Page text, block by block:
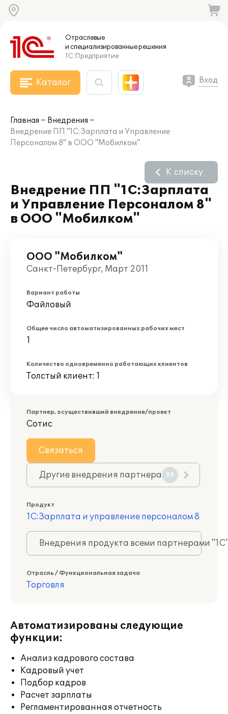
Отраслевые
и специализированныерешения
1С:Предприятие
Каталог Вход
Главная
Внедрения
Внедрение ПП "1С:Зарплата и Управление
Персоналом 8" в ООО "Мобилком"
Внедрение ПП "1С:Зарплата
и Управление Персоналом 8"
в ООО "Мобилком"
К списку
ООО "Мобилком"
Санкт-Петербург, Март 2011
Вариант работы
Файловый
Общее число автоматизированных рабочих мест
1
Количество одновременно работающих клиентов
Толстый клиент: 1
Партнер, осуществивший внедрение/проект
Сотис
Связаться
Другие внедрения партнера 59
Продукт
1С:Зарплата и управление персоналом 8
Внедрения продукта всеми партнерами
Отрасль / Функциональная задача
Торговля
Автоматизированы следующие
функции:
Анализ кадрового состава
Кадровый учет
Подбор кадров
Расчет зарплаты
Регламентированная отчетность